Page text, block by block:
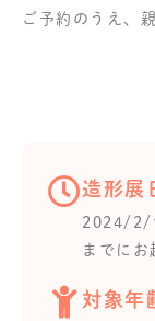
ご予約のうえ、
造形展
2024/2/
までにお
対象年